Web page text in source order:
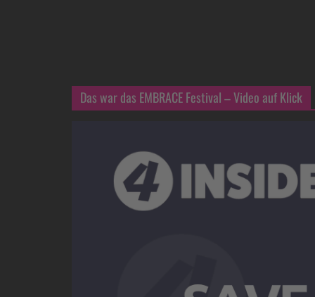
Das war das EMBRACE Festival – Video auf Klick